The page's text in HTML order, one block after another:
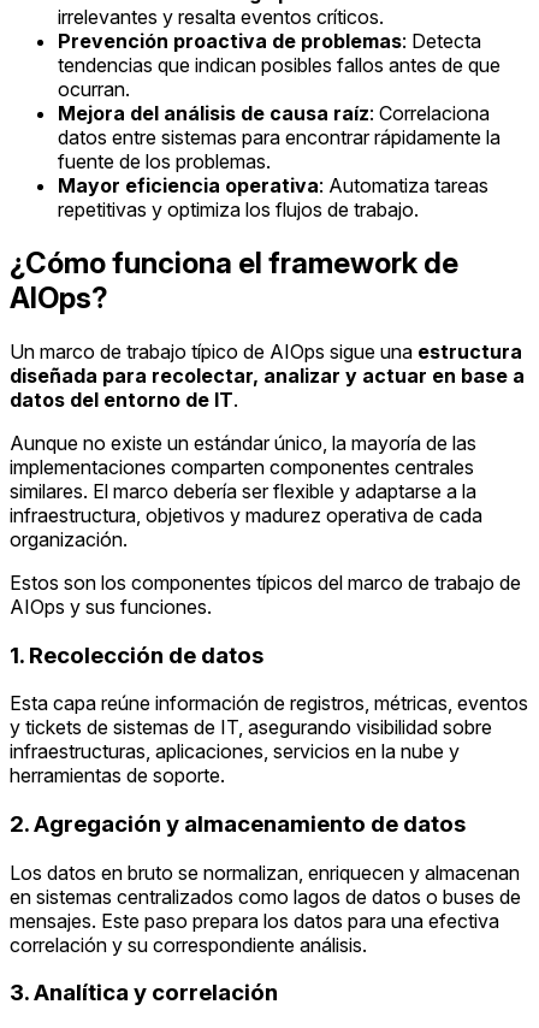
irrelevantes y resalta eventos críticos.
Prevención proactiva de problemas: Detecta
tendencias que indican posibles fallos antes de que
ocurran.
Mejora del análisis de causa raíz: Correlaciona
datos entre sistemas para encontrar rápidamente la
fuente de los problemas.
Mayor eficiencia operativa: Automatiza tareas
repetitivas y optimiza los flujos de trabajo.
¿Cómo funciona el framework de
AIOps?
Un marco de trabajo típico de AIOps sigue una estructura
diseñada para recolectar, analizar y actuar en base a
datos del entorno de IT.
Aunque no existe un estándar único, la mayoría de las
implementaciones comparten componentes centrales
similares. El marco debería ser flexible y adaptarse a la
infraestructura, objetivos y madurez operativa de cada
organización.
Estos son los componentes típicos del marco de trabajo de
AIOps y sus funciones.
1. Recolección de datos
Esta capa reúne información de registros, métricas, eventos
y tickets de sistemas de IT, asegurando visibilidad sobre
infraestructuras, aplicaciones, servicios en la nube y
herramientas de soporte.
2. Agregación y almacenamiento de datos
Los datos en bruto se normalizan, enriquecen y almacenan
en sistemas centralizados como lagos de datos o buses de
mensajes. Este paso prepara los datos para una efectiva
correlación y su correspondiente análisis.
3. Analítica y correlación